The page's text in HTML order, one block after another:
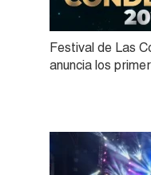
Festival de Las
anuncia los